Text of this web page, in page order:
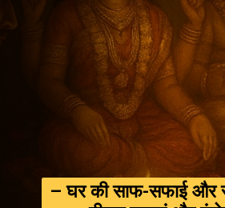
– घर की साफ-सफाई और